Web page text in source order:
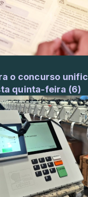
o concurso
quinta-feira (6)